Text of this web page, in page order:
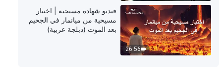
6:02
كلمات الله اليومية: كشف فساد
البشرية | اقتباس 358
26:56
فيديو شهادة مسيحية | اختبار
مسيحية من ميانمار في الجحيم
بعد الموت (دبلجة عربية)